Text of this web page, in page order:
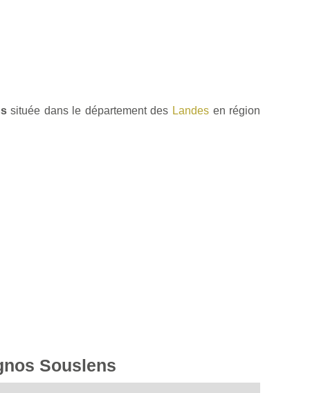
située dans le département des Landesen région
Souslens